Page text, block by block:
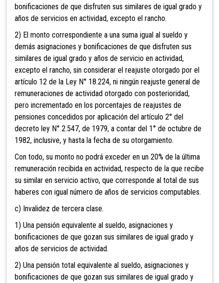
bonificaciones de que disfruten sus similares de igual grado y
años de servicios en actividad, excepto el rancho.
2) El monto correspondiente a una suma igual al sueldo y
demás asignaciones y bonificaciones de que disfruten sus
similares de igual grado y años de servicio en actividad,
excepto el rancho, sin considerar el reajuste otorgado por el
artículo 12 de la Ley N° 18.224, ni ningún reajuste general de
remuneraciones de actividad otorgado con posterioridad,
pero incrementado en los porcentajes de reajustes de
pensiones concedidos por aplicación del artículo 2° del
decreto ley N° 2.547, de 1979, a contar del 1° de octubre de
1982, inclusive, y hasta la fecha de su otorgamiento.
Con todo, su monto no podrá exceder en un 20% de la última
remuneración recibida en actividad, respecto de la que recibe
su similar en servicio activo, que corresponde al total de sus
haberes con igual número de años de servicios computables.
c) Invalidez de tercera clase.
1) Una pensión equivalente al sueldo, asignaciones y
bonificaciones de que gozan sus similares de igual grado y
años de servicios de actividad.
2) Una pensión total equivalente al sueldo, asignaciones y
bonificaciones de que gozan sus similares de igual grado y